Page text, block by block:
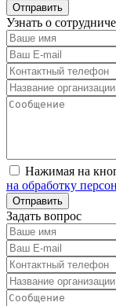
Узнать о
Нажимая на
на обработку
Задать вопрос